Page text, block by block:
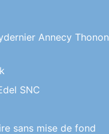
Annecy Thonon
SNC
sans mise de fond